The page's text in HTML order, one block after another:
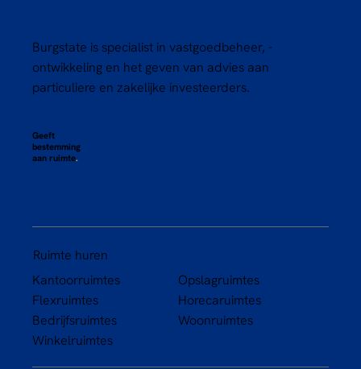
Burgstate is specialist in vastgoedbeheer, -
ontwikkeling en het geven van advies aan
particuliere en zakelijke investeerders.
Geeft
bestemming
aan ruimte.
Ruimte huren
Kantoorruimtes
Flexruimtes
Bedrijfsruimtes
Winkelruimtes
Opslagruimtes
Horecaruimtes
Woonruimtes